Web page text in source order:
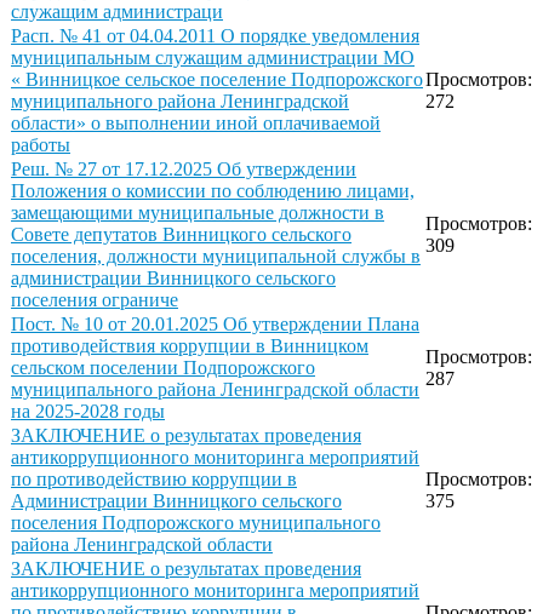
служащим администраци
Расп. № 41 от 04.04.2011 О порядке уведомления
муниципальным служащим администрации МО
« Винницкое сельское поселение Подпорожского
муниципального района Ленинградской
области» о выполнении иной оплачиваемой
работы
Просмотров:
272
Реш. № 27 от 17.12.2025 Об утверждении
Положения о комиссии по соблюдению лицами,
замещающими муниципальные должности в
Совете депутатов Винницкого сельского
поселения, должности муниципальной службы в
администрации Винницкого сельского
поселения ограниче
Просмотров:
309
Пост. № 10 от 20.01.2025 Об утверждении Плана
противодействия коррупции в Винницком
сельском поселении Подпорожского
муниципального района Ленинградской области
на 2025-2028 годы
Просмотров:
287
ЗАКЛЮЧЕНИЕ о результатах проведения
антикоррупционного мониторинга мероприятий
по противодействию коррупции в
Администрации Винницкого сельского
поселения Подпорожского муниципального
района Ленинградской области
Просмотров:
375
ЗАКЛЮЧЕНИЕ о результатах проведения
антикоррупционного мониторинга мероприятий